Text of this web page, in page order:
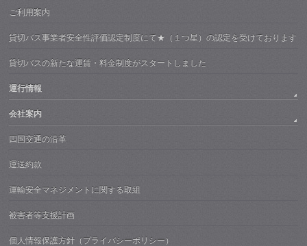
ご利用案内
貸切バス事業者安全性評価認定制度にて★（１つ星）の認定を受けております
貸切バスの新たな運賃・料金制度がスタートしました
運行情報
会社案内
四国交通の沿革
運送約款
運輸安全マネジメントに関する取組
被害者等支援計画
個人情報保護方針（プライバシーポリシー）